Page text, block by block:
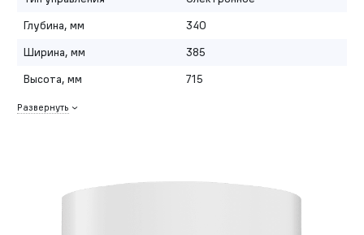
Глубина, мм
340
Ширина, мм
385
Высота, мм
715
Развернуть